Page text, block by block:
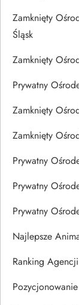
Zamknięty
Śląsk
Zamknięty
Prywatny
Zamknięty
Zamknięty
Prywatny
Prywatny
Prywatny
Najlepsze
Ranking